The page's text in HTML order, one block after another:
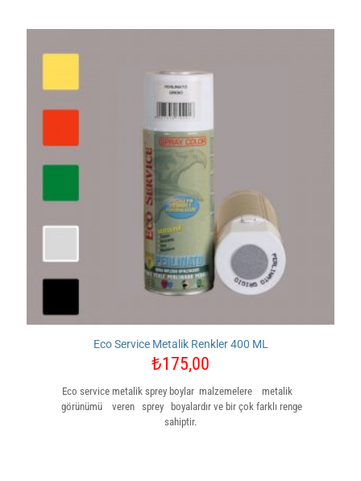
Eco Service Metalik Renkler 400 ML
₺175,00
Eco service metalik sprey boylar malzemelere metalik
görünümü veren sprey boyalardır ve bir çok farklı renge
sahiptir.